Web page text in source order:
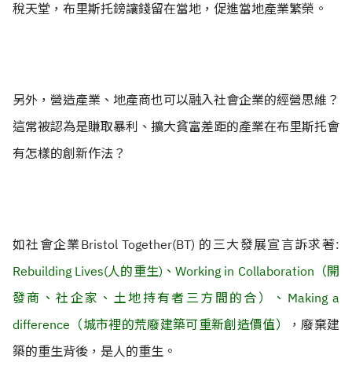
稅天堂，布里斯托鎊讓錢留在當地，促進當地產業繁榮。
另外，營造產業、地產商也可以融入社會企業的經營思維？
這常被認為是賺取暴利、擴大貧富差距的產業在布里斯托會
有怎樣的創新作法？
如社會企業Bristol Together(BT) 的三大發展宣言訴求著:
Rebuilding Lives(人的重生)、Working in Collaboration（開
發商、社企家、土地持有者三方間的合）、Making a
difference（城市裡的荒廢建築可重新創造價值）
，廢棄建
築的重生背後，是人的重生。